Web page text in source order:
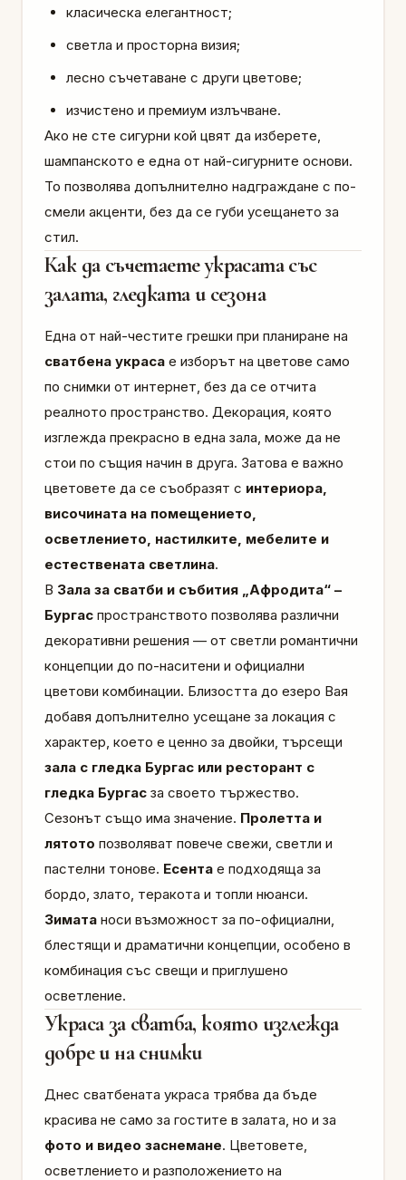
класическа елегантност;
светла и просторна визия;
лесно съчетаване с други цветове;
изчистено и премиум излъчване.
Ако не сте сигурни кой цвят да изберете,
шампанското е една от най-сигурните основи.
То позволява допълнително надграждане с по-
смели акценти, без да се губи усещането за
стил.
Как да съчетаете украсата със
залата, гледката и сезона
Една от най-честите грешки при планиране на
сватбена украса е изборът на цветове само
по снимки от интернет, без да се отчита
реалното пространство. Декорация, която
изглежда прекрасно в една зала, може да не
стои по същия начин в друга. Затова е важно
цветовете да се съобразят с интериора,
височината на помещението,
осветлението, настилките, мебелите и
естествената светлина.
В Зала за сватби и събития „Афродита“ –
Бургас пространството позволява различни
декоративни решения — от светли романтични
концепции до по-наситени и официални
цветови комбинации. Близостта до езеро Вая
добавя допълнително усещане за локация с
характер, което е ценно за двойки, търсещи
зала с гледка Бургас или ресторант с
гледка Бургас за своето тържество.
Сезонът също има значение. Пролетта и
лятото позволяват повече свежи, светли и
пастелни тонове. Есента е подходяща за
бордо, злато, теракота и топли нюанси.
Зимата носи възможност за по-официални,
блестящи и драматични концепции, особено в
комбинация със свещи и приглушено
осветление.
Украса за сватба, която изглежда
добре и на снимки
Днес сватбената украса трябва да бъде
красива не само за гостите в залата, но и за
фото и видео заснемане. Цветовете,
осветлението и разположението на